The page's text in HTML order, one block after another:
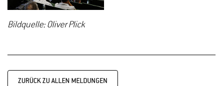
Bildquelle: Oliver Plick
ZURÜCK ZU ALLEN MELDUNGEN